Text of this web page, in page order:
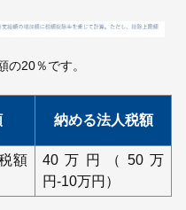
の20％です。
納める法人税額
額
40万円（50万
円-10万円）